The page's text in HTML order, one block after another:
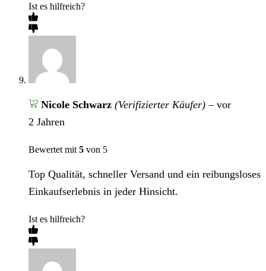
Ist es hilfreich?
Nicole Schwarz (Verifizierter Käufer) – vor
2 Jahren
Bewertet mit 5 von 5
Top Qualität, schneller Versand und ein reibungsloses
Einkaufserlebnis in jeder Hinsicht.
Ist es hilfreich?